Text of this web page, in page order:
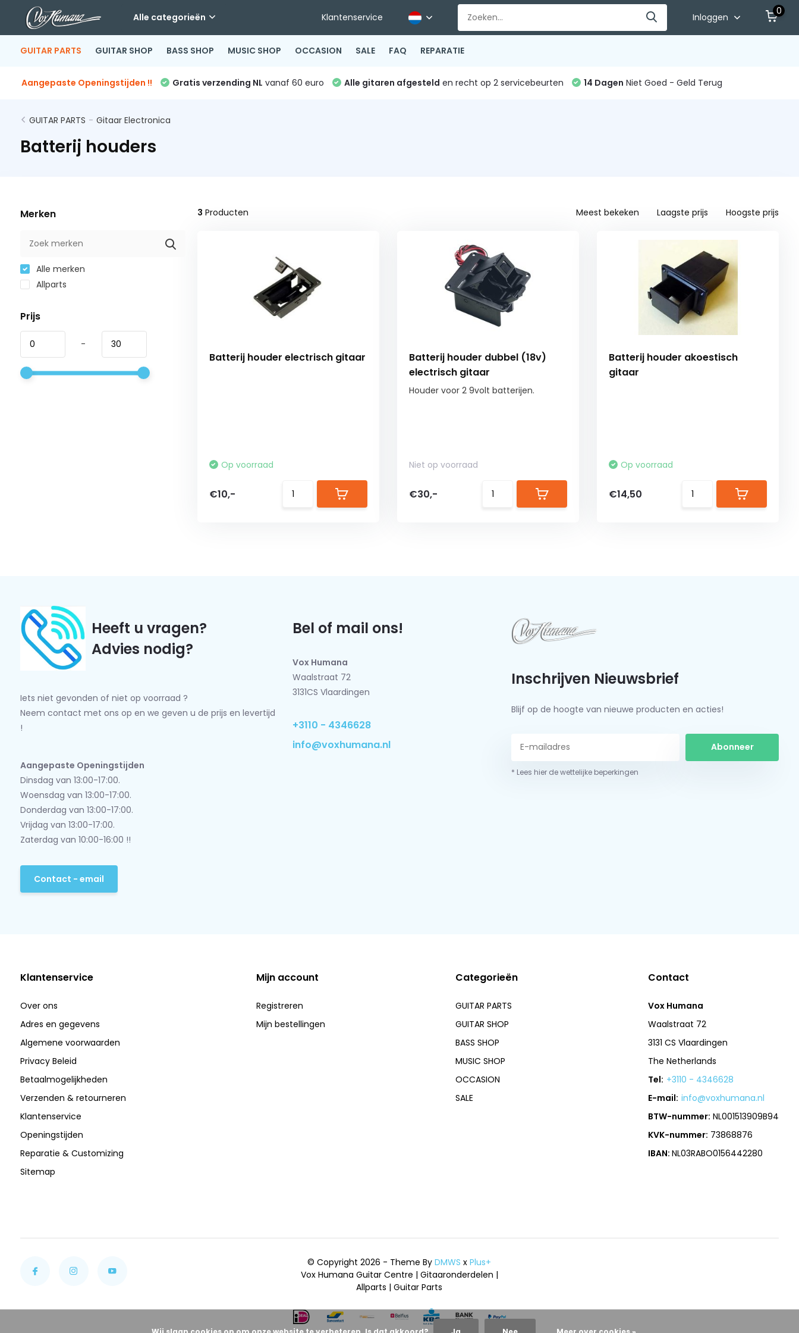
Alle categorieën Klantenservice Inloggen
0
GUITAR PARTS GUITAR SHOP BASS SHOP MUSIC SHOP OCCASION SALE FAQ REPARATIE
Aangepaste Openingstijden !! Gratis verzending NL vanaf 60 euro Alle gitaren afgesteld en recht op 2 servicebeurten 14 Dagen Niet Goed - Geld Terug
GUITAR PARTS - Gitaar Electronica
Batterij houders
Merken
Alle merken
Allparts
Prijs
-
3 Producten Meest bekeken Laagste prijs Hoogste prijs
Batterij houder electrisch gitaar
Op voorraad
€10,-
Batterij houder dubbel (18v)
electrisch gitaar
Houder voor 2 9volt batterijen.
Niet op voorraad
€30,-
Batterij houder akoestisch
gitaar
Op voorraad
€14,50
Heeft u vragen?
Advies nodig?
Iets niet gevonden of niet op voorraad ?
Neem contact met ons op en we geven u de prijs en levertijd
!
Aangepaste Openingstijden
Dinsdag van 13:00-17:00.
Woensdag van 13:00-17:00.
Donderdag van 13:00-17:00.
Vrijdag van 13:00-17:00.
Zaterdag van 10:00-16:00 !!
Contact - email
Bel of mail ons!
Vox Humana
Waalstraat 72
3131CS Vlaardingen
+3110 - 4346628
info@voxhumana.nl
Inschrijven Nieuwsbrief
Blijf op de hoogte van nieuwe producten en acties!
Abonneer
* Lees hier de wettelijke beperkingen
Klantenservice
Over ons
Adres en gegevens
Algemene voorwaarden
Privacy Beleid
Betaalmogelijkheden
Verzenden & retourneren
Klantenservice
Openingstijden
Reparatie & Customizing
Sitemap
Mijn account
Registreren
Mijn bestellingen
Categorieën
GUITAR PARTS
GUITAR SHOP
BASS SHOP
MUSIC SHOP
OCCASION
SALE
Contact
Vox Humana
Waalstraat 72
3131 CS Vlaardingen
The Netherlands
Tel: +3110 - 4346628
E-mail: info@voxhumana.nl
BTW-nummer: NL001513909B94
KVK-nummer: 73868876
IBAN:NL03RABO0156442280
© Copyright 2026 - Theme ByDMWS xPlus+
Vox Humana Guitar Centre | Gitaaronderdelen |
Allparts | Guitar Parts